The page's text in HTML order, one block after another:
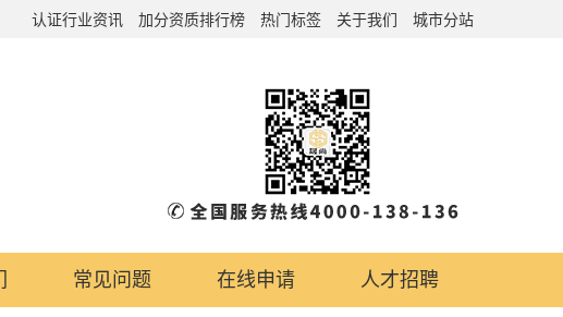
认证行业资讯 加分资质排行榜 热门标签 关于我们 城市分站
常见问题 在线申请 人才招聘